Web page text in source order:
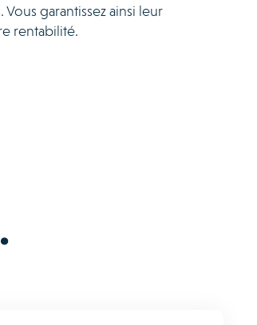
garantissez ainsi leur
rentabilité.